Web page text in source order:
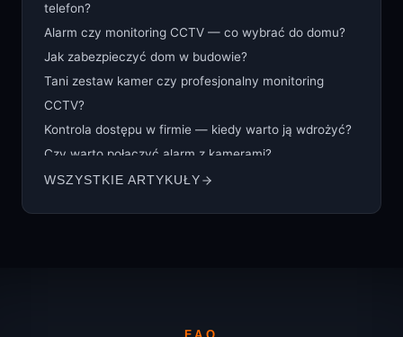
telefon?
Alarm czy monitoring CCTV — co wybrać do domu?
Jak zabezpieczyć dom w budowie?
Tani zestaw kamer czy profesjonalny monitoring
CCTV?
Kontrola dostępu w firmie — kiedy warto ją wdrożyć?
Czy warto połączyć alarm z kamerami?
Smart Home i bezpieczeństwo — jak to połączyć?
WSZYSTKIE ARTYKUŁY